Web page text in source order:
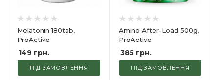
Melatonin 180tab,
ProActive
149 грн.
ПІД ЗАМОВЛЕННЯ
Amino After-Load 500g,
ProActive
385грн.
ПІД ЗАМОВЛЕННЯ